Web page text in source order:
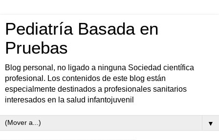
Pediatría Basada en
Pruebas
Blog personal, no ligado a ninguna Sociedad científica
profesional. Los contenidos de este blog están
especialmente destinados a profesionales sanitarios
interesados en la salud infantojuvenil
▼